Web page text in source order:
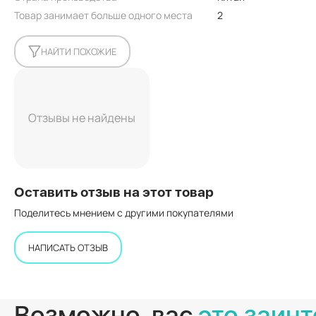
Товар занимает больше одного места
2
НАЙТИ ПОХОЖИЕ
Отзывы не найдены
Оставить отзыв на этот товар
Поделитесь мнением с другими покупателями
НАПИСАТЬ ОТЗЫВ